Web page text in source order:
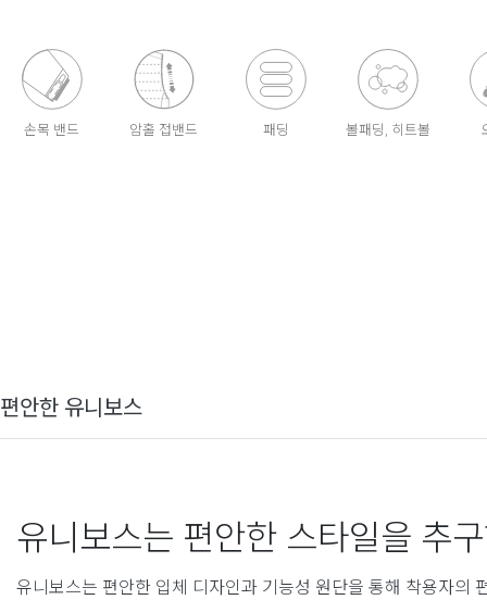
손목 밴드 암홀 접밴드 패딩 볼패딩, 히트볼
편안한 유니보스
유니보스는 편안한 스타일을 추
유니보스는 편안한 입체 디자인과 기능성 원단을 통해 착용자의